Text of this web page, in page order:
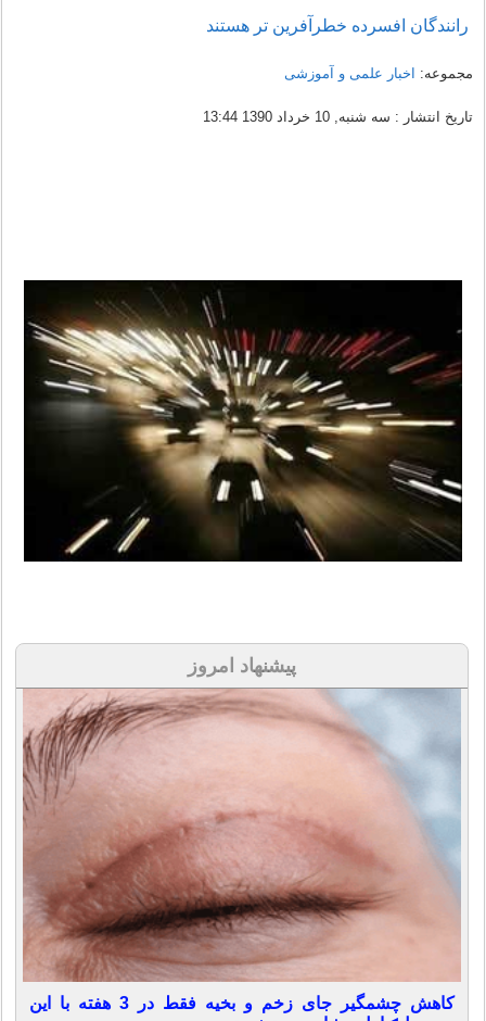
رانندگان افسرده خطرآفرین تر هستند
مجموعه: اخبار علمی و آموزشی
تاریخ انتشار : سه شنبه, 10 خرداد 1390 13:44
پیشنهاد امروز
کاهش چشمگیر جای زخم و بخیه فقط در 3 هفته با این